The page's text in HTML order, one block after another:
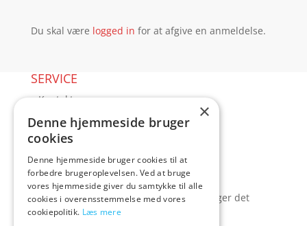
Du skal være logged in for at afgive en anmeldelse.
SERVICE
▸ Kontakt
▸ Kundeservice
▸ Sex guides
▸ Leveringsmuligheder
▸ Returnering
Blog
Pris, kvalitet & sexlegetøj – hvordan hænger det
sammen?
×
Denne hjemmeside bruger
cookies
Denne hjemmeside bruger cookies til at
forbedre brugeroplevelsen. Ved at bruge
vores hjemmeside giver du samtykke til alle
cookies i overensstemmelse med vores
cookiepolitik. Læs mere